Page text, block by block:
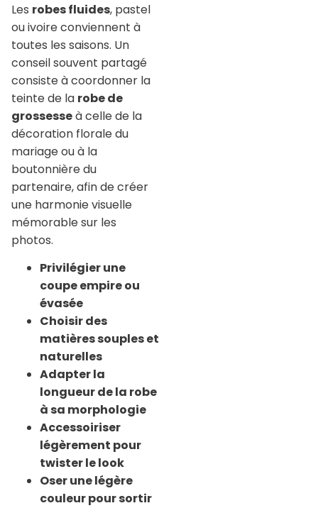
Les robes fluides, pastel
ou ivoire conviennent à
toutes les saisons. Un
conseil souvent partagé
consiste à coordonner la
teinte de la robe de
grossesseà celle de la
décoration florale du
mariage ou à la
boutonnière du
partenaire, afin de créer
une harmonie visuelle
mémorable sur les
photos.
Privilégier une
coupe empire ou
évasée
Choisir des
matières souples et
naturelles
Adapter la
longueur de la robe
à sa morphologie
Accessoiriser
légèrement pour
twister le look
Oser une légère
couleur pour sortir